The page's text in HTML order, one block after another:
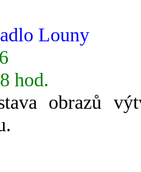
Louny
hod.
obrazů